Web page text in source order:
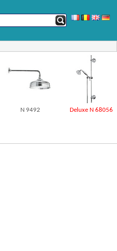
N 9492 Deluxe N 68056